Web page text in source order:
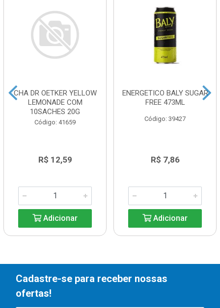
CHA DR OETKER YELLOW
LEMONADE COM
10SACHES 20G
Código: 41659
R$ 12,59
Adicionar
ENERGETICO BALY SUGAR
FREE 473ML
Código: 39427
R$ 7,86
Adicionar
Cadastre-se para receber nossas
ofertas!